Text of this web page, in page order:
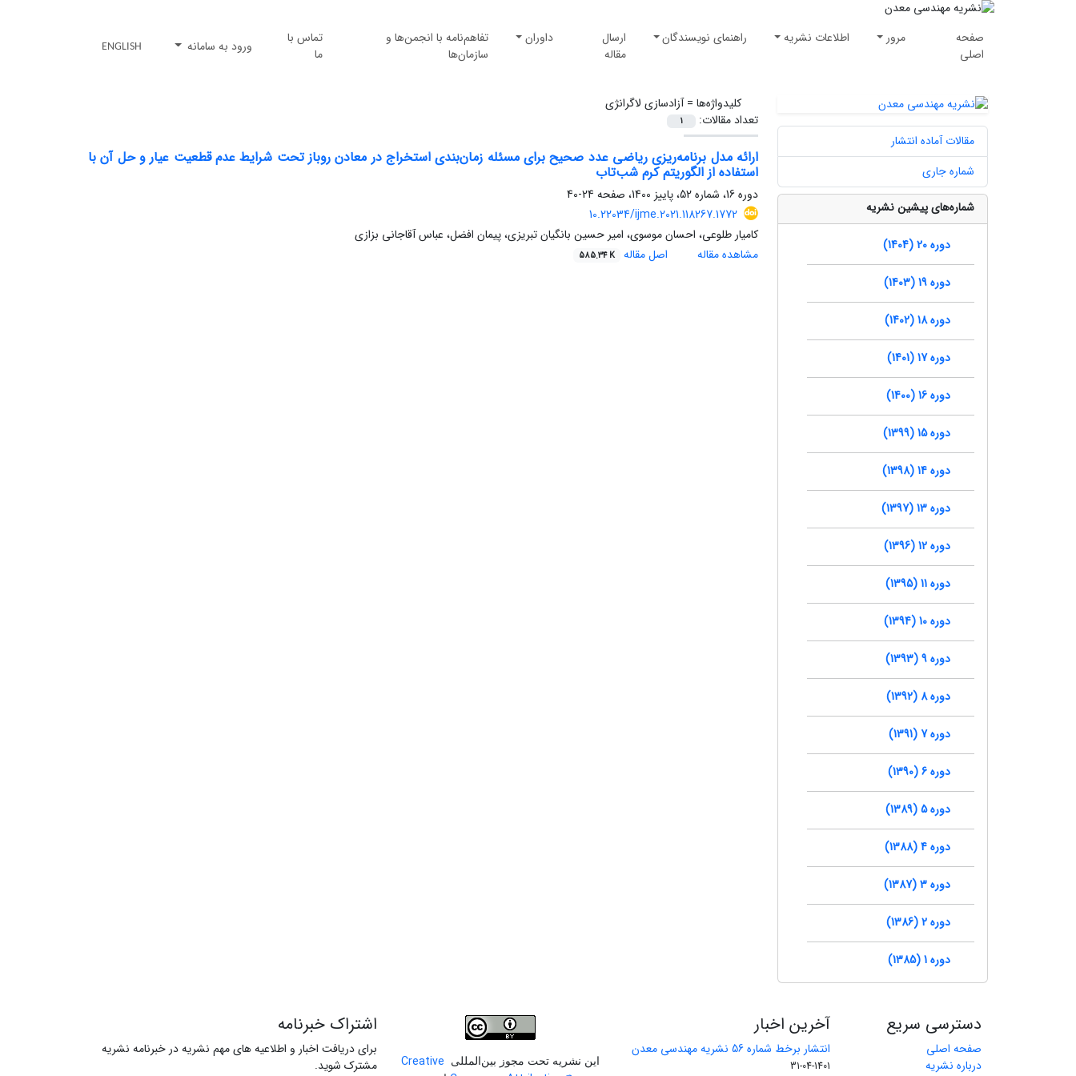
صفحه
اصلی
مرور اطلاعات نشریه راهنمای نویسندگان
ارسال
مقاله
داوران
تفاهم‌نامه با انجمن‌ها و
سازمان‌ها
تماس با
ما
ورود به سامانه ENGLISH
کلیدواژه‌ها =آزادسازی لاگرانژی
تعداد مقالات:
1
ارائه مدل برنامه‌ریزی ریاضی عدد صحیح برای مسئله زمان‌بندی استخراج در معادن روباز تحت شرایط عدم قطعیت عیار و حل آن با
استفاده از الگوریتم کرم شب‌تاب
دوره 16، شماره 52، پاییز 1400، صفحه
24-40
10.22034/ijme.2021.118267.1772
کامیار طلوعی، احسان موسوی، امیر حسین بانگیان تبریزی، پیمان افضل، عباس آقاجانی بزازی
مشاهده مقاله
اصل مقاله 585.34 K
مقالات آماده انتشار
شماره جاری
شماره‌های پیشین نشریه
دوره 20 (1404)
دوره 19 (1403)
دوره 18 (1402)
دوره 17 (1401)
دوره 16 (1400)
دوره 15 (1399)
دوره 14 (1398)
دوره 13 (1397)
دوره 12 (1396)
دوره 11 (1395)
دوره 10 (1394)
دوره 9 (1393)
دوره 8 (1392)
دوره 7 (1391)
دوره 6 (1390)
دوره 5 (1389)
دوره 4 (1388)
دوره 3 (1387)
دوره 2 (1386)
دوره 1 (1385)
دسترسی سریع
صفحه اصلی
درباره نشریه
آخرین اخبار
انتشار برخط شماره 56 نشریه مهندسی معدن
1401-04-31 این نشریه تحت مجوز بین‌المللی
Creative
اشتراک خبرنامه
برای دریافت اخبار و اطلاعیه های مهم نشریه در خبرنامه نشریه
مشترک شوید.